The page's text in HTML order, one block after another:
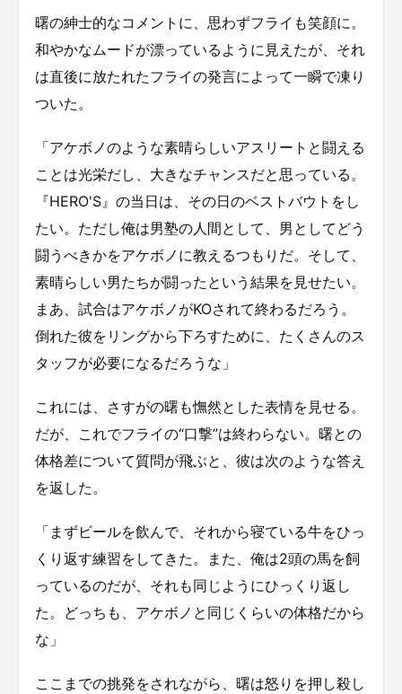
曙の紳士的なコメントに、思わずフライも笑顔に。
和やかなムードが漂っているように見えたが、それ
は直後に放たれたフライの発言によって一瞬で凍り
ついた。
「アケボノのような素晴らしいアスリートと闘える
ことは光栄だし、大きなチャンスだと思っている。
『HERO'S』の当日は、その日のベストバウトをし
たい。ただし俺は男塾の人間として、男としてどう
闘うべきかをアケボノに教えるつもりだ。そして、
素晴らしい男たちが闘ったという結果を見せたい。
まあ、試合はアケボノがKOされて終わるだろう。
倒れた彼をリングから下ろすために、たくさんのス
タッフが必要になるだろうな」
これには、さすがの曙も憮然とした表情を見せる。
だが、これでフライの“口撃”は終わらない。曙との
体格差について質問が飛ぶと、彼は次のような答え
を返した。
「まずビールを飲んで、それから寝ている牛をひっ
くり返す練習をしてきた。また、俺は2頭の馬を飼
っているのだが、それも同じようにひっくり返し
た。どっちも、アケボノと同じくらいの体格だから
な」
ここまでの挑発をされながら、曙は怒りを押し殺し